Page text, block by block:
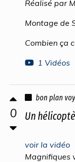
Réalisé par
Montage de
Combien ça
1 Vidéos
0
bon plan
Un
voir la vidéo
Magnifiques